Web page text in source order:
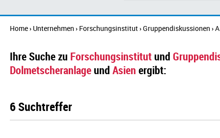
Home› Unternehmen › Forschungsinstitut›Gruppendiskussionen ›
Ihre Suche zu Forschungsinstitutund
Dolmetscheranlageund Asien ergibt:
6 Suchtreffer